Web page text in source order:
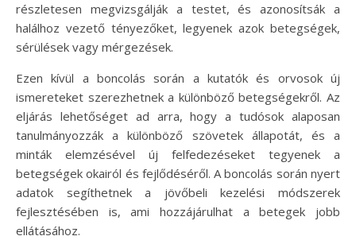
részletesen megvizsgálják a testet, és azonosítsák a
halálhoz vezető tényezőket, legyenek azok betegségek,
sérülések vagy mérgezések.
Ezen kívül a boncolás során a kutatók és orvosok új
ismereteket szerezhetnek a különböző betegségekről. Az
eljárás lehetőséget ad arra, hogy a tudósok alaposan
tanulmányozzák a különböző szövetek állapotát, és a
minták elemzésével új felfedezéseket tegyenek a
betegségek okairól és fejlődéséről. A boncolás során nyert
adatok segíthetnek a jövőbeli kezelési módszerek
fejlesztésében is, ami hozzájárulhat a betegek jobb
ellátásához.